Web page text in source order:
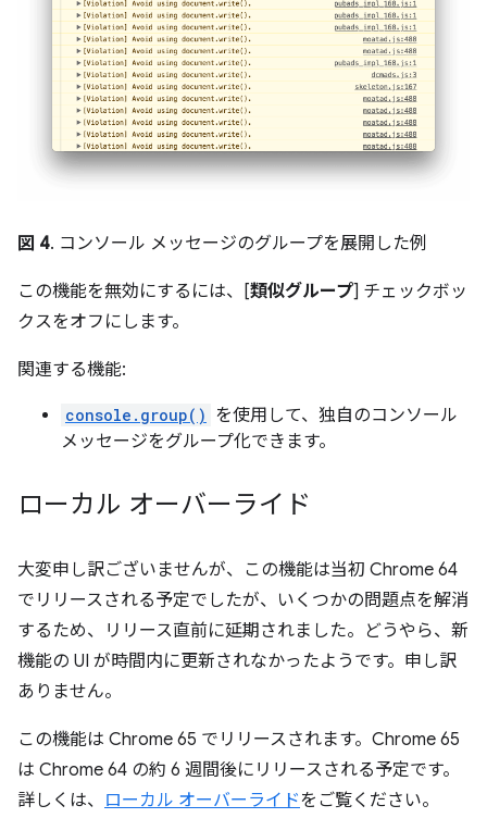
図 4. コンソール メッセージのグループを展開した例
この機能を無効にするには、[類似グループ] チェックボッ
クスをオフにします。
関連する機能:
console.group() を使用して、独自のコンソール
メッセージをグループ化できます。
ローカル オーバーライド
大変申し訳ございませんが、この機能は当初 Chrome 64
でリリースされる予定でしたが、いくつかの問題点を解消
するため、リリース直前に延期されました。どうやら、新
機能の UI が時間内に更新されなかったようです。申し訳
ありません。
この機能は Chrome 65 でリリースされます。Chrome 65
は Chrome 64 の約 6 週間後にリリースされる予定です。
詳しくは、 ローカル オーバーライドをご覧ください。